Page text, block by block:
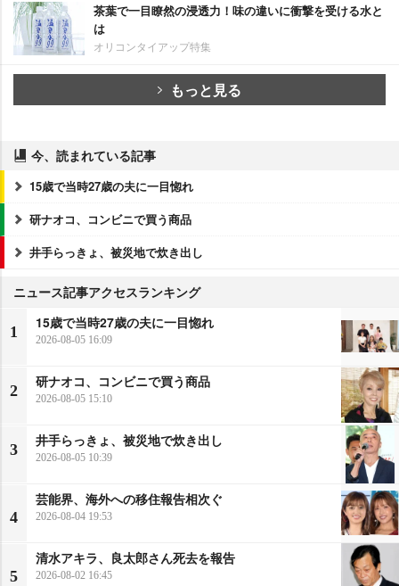
茶葉で一目瞭然の浸透力！味の違いに衝撃を受ける水と
は
オリコンタイアップ特集
もっと見る
今、読まれている記事
15歳で当時27歳の夫に一目惚れ
研ナオコ、コンビニで買う商品
井手らっきょ、被災地で炊き出し
ニュース記事アクセスランキング
1
15歳で当時27歳の夫に一目惚れ
2026-08-05 16:09
2
研ナオコ、コンビニで買う商品
2026-08-05 15:10
3
井手らっきょ、被災地で炊き出し
2026-08-05 10:39
4
芸能界、海外への移住報告相次ぐ
2026-08-04 19:53
5
清水アキラ、良太郎さん死去を報告
2026-08-02 16:45